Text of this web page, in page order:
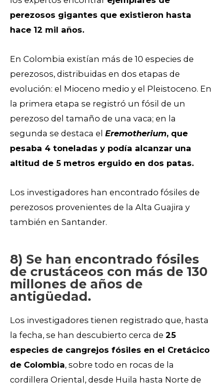
perezosos gigantes que existieron hasta
hace 12 mil años.
En Colombia existían más de 10 especies de
perezosos, distribuidas en dos etapas de
evolución: el Mioceno medio y el Pleistoceno. En
la primera etapa se registró un fósil de un
perezoso del tamaño de una vaca; en la
segunda se destaca el Eremotherium, que
pesaba 4 toneladas y podía alcanzar una
altitud de 5 metros erguido en dos patas.
Los investigadores han encontrado fósiles de
perezosos provenientes de la Alta Guajira y
también en Santander.
8) Se han encontrado fósiles
de crustáceos con más de 130
millones de años de
antigüedad.
Los investigadores tienen registrado que, hasta
la fecha, se han descubierto cerca de 25
especies de cangrejos fósiles en el Cretácico
de Colombia, sobre todo en rocas de la
cordillera Oriental, desde Huila hasta Norte de